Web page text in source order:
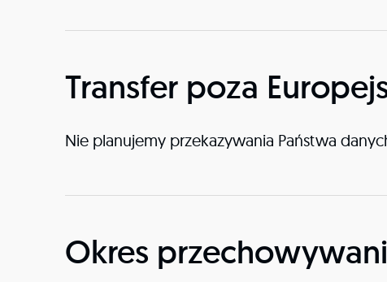
Transfer poza
Nie planujemy przekazywania Państwa
Okres